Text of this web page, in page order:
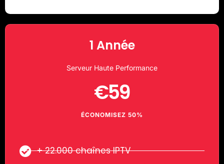
1 Année
Serveur Haute Performance
€59
ÉCONOMISEZ 50%
+ 22.000 chaînes IPTV